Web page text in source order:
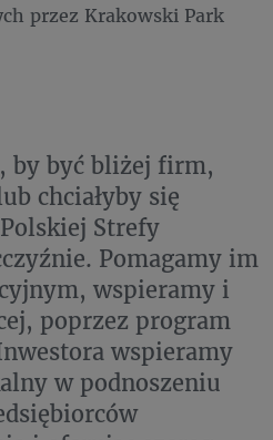
przez Krakowski Park
by być bliżej firm,
chciałyby się
Strefy
Pomagamy im
wspieramy i
poprzez program
wspieramy
w podnoszeniu